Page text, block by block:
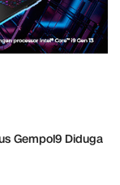
Gempol9 Diduga